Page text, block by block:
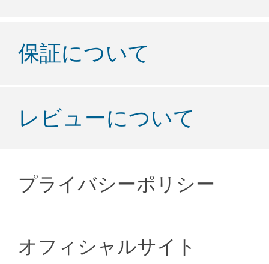
保証について
レビューについて
プライバシーポリシー
オフィシャルサイト